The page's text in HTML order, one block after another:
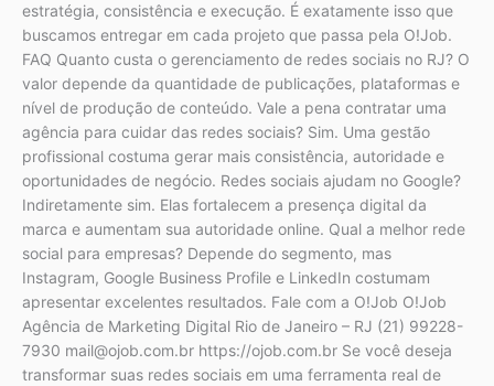
estratégia, consistência e execução. É exatamente isso que
buscamos entregar em cada projeto que passa pela O!Job.
FAQ Quanto custa o gerenciamento de redes sociais no RJ? O
valor depende da quantidade de publicações, plataformas e
nível de produção de conteúdo. Vale a pena contratar uma
agência para cuidar das redes sociais? Sim. Uma gestão
profissional costuma gerar mais consistência, autoridade e
oportunidades de negócio. Redes sociais ajudam no Google?
Indiretamente sim. Elas fortalecem a presença digital da
marca e aumentam sua autoridade online. Qual a melhor rede
social para empresas? Depende do segmento, mas
Instagram, Google Business Profile e LinkedIn costumam
apresentar excelentes resultados. Fale com a O!Job O!Job
Agência de Marketing Digital Rio de Janeiro – RJ (21) 99228-
7930 mail@ojob.com.br https://ojob.com.br Se você deseja
transformar suas redes sociais em uma ferramenta real de